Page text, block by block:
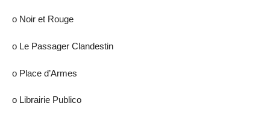
ο Noir et Rouge
ο Le Passager Clandestin
ο Place d’Armes
ο Librairie Publico